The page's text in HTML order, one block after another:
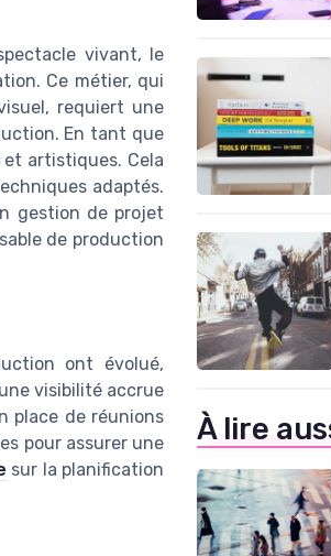
vivant, le
Ce métier, qui
requiert une
En tant que
artistiques. Cela
adaptés.
gestion de projet
de production
ont évolué,
visibilité accrue
place de réunions
pour assurer une
sur la planification
À lire